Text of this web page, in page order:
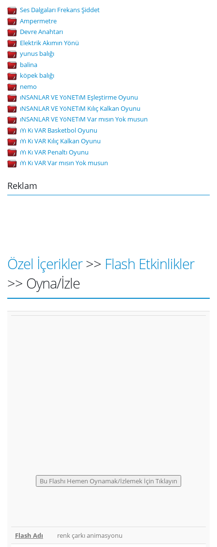
Ses Dalgaları Frekans Şiddet
Ampermetre
Devre Anahtarı
Elektrik Akımın Yönü
yunus balığı
balina
köpek balığı
nemo
ıNSANLAR VE YöNETıM Eşleştirme Oyunu
ıNSANLAR VE YöNETıM Kılıç Kalkan Oyunu
ıNSANLAR VE YöNETıM Var mısın Yok musun
ıYı Kı VAR Basketbol Oyunu
ıYı Kı VAR Kılıç Kalkan Oyunu
ıYı Kı VAR Penaltı Oyunu
ıYı Kı VAR Var mısın Yok musun
Reklam
Özel İçerikler>> Flash Etkinlikler
>> Oyna/İzle
Flash Adı
renk çarkı animasyonu